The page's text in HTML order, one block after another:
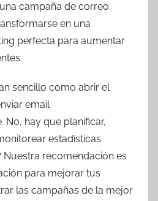
campaña de correo
en una
perfecta para aumentar
sencillo como abrir el
email
No, hay que planificar,
estadísticas.
Nuestra recomendación es
para mejorar tus
las campañas de la mejor